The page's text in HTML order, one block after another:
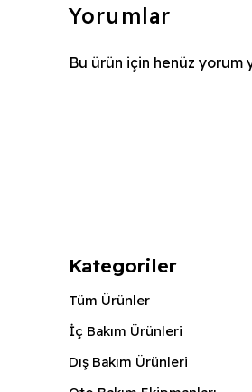
Yorumlar
Bu ürün için henüz yorum
Kategoriler
Tüm Ürünler
İç Bakım Ürünleri
Dış Bakım Ürünleri